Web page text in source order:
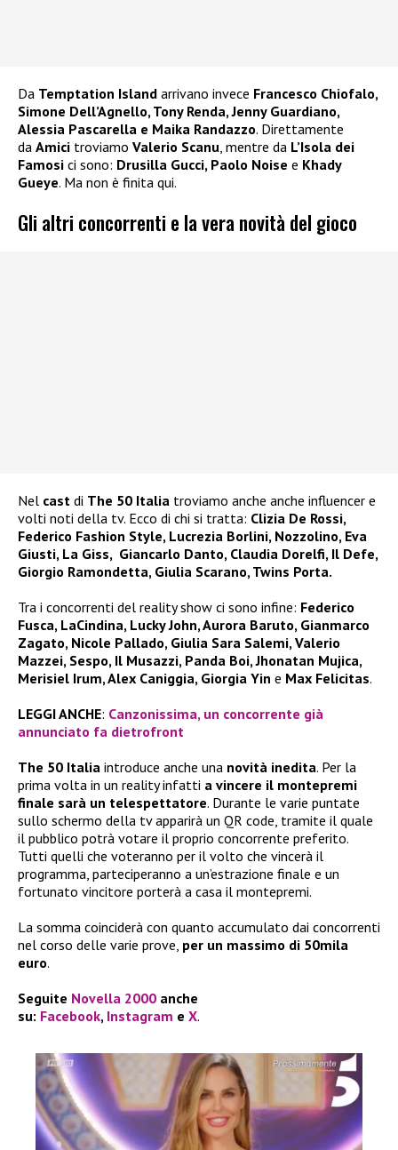
Da Temptation Island arrivano invece Francesco Chiofalo,
Simone Dell’Agnello, Tony Renda, Jenny Guardiano,
Alessia Pascarella e Maika Randazzo. Direttamente
da Amici troviamo Valerio Scanu , mentre da L’Isola dei
Famosi ci sono: Drusilla Gucci, Paolo Noise e Khady
Gueye. Ma non è finita qui.
Gli altri concorrenti e la vera novità del gioco
Nel cast di The 50 Italia troviamo anche anche influencer e
volti noti della tv. Ecco di chi si tratta: Clizia De Rossi,
Federico Fashion Style, Lucrezia Borlini, Nozzolino, Eva
Giusti, La Giss, Giancarlo Danto, Claudia Dorelfi, Il Defe,
Giorgio Ramondetta, Giulia Scarano, Twins Porta.
Tra i concorrenti del reality show ci sono infine: Federico
Fusca, LaCindina, Lucky John, Aurora Baruto, Gianmarco
Zagato, Nicole Pallado, Giulia Sara Salemi, Valerio
Mazzei, Sespo, Il Musazzi, Panda Boi, Jhonatan Mujica,
Merisiel Irum, Alex Caniggia, Giorgia Yin e Max Felicitas.
LEGGI ANCHE: Canzonissima, un concorrente già
annunciato fa dietrofront
The 50 Italia introduce anche una novità inedita. Per la
prima volta in un reality infatti a vincere il montepremi
finale sarà un telespettatore. Durante le varie puntate
sullo schermo della tv apparirà un QR code, tramite il quale
il pubblico potrà votare il proprio concorrente preferito.
Tutti quelli che voteranno per il volto che vincerà il
programma, parteciperanno a un’estrazione finale e un
fortunato vincitore porterà a casa il montepremi.
La somma coinciderà con quanto accumulato dai concorrenti
nel corso delle varie prove, per un massimo di 50mila
euro.
Seguite Novella 2000 anche
su: Facebook, Instagram e X.